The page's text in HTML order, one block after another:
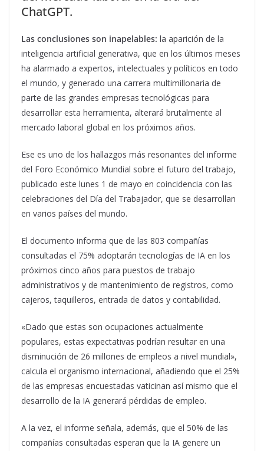
ChatGPT.
Las conclusiones son inapelables: la aparición de la
inteligencia artificial generativa, que en los últimos meses
ha alarmado a expertos, intelectuales y políticos en todo
el mundo, y generado una carrera multimillonaria de
parte de las grandes empresas tecnológicas para
desarrollar esta herramienta, alterará brutalmente al
mercado laboral global en los próximos años.
Ese es uno de los hallazgos más resonantes del informe
del Foro Económico Mundial sobre el futuro del trabajo,
publicado este lunes 1 de mayo en coincidencia con las
celebraciones del Día del Trabajador, que se desarrollan
en varios países del mundo.
El documento informa que de las 803 compañías
consultadas el 75% adoptarán tecnologías de IA en los
próximos cinco años para puestos de trabajo
administrativos y de mantenimiento de registros, como
cajeros, taquilleros, entrada de datos y contabilidad.
«Dado que estas son ocupaciones actualmente
populares, estas expectativas podrían resultar en una
disminución de 26 millones de empleos a nivel mundial»,
calcula el organismo internacional, añadiendo que el 25%
de las empresas encuestadas vaticinan así mismo que el
desarrollo de la IA generará pérdidas de empleo.
A la vez, el informe señala, además, que el 50% de las
compañías consultadas esperan que la IA genere un